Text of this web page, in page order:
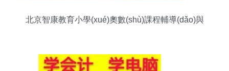
北京智康教育小學(xué)奧數(shù)課程輔導(dǎo)與